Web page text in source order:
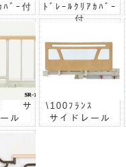
ﾊﾞｰ付
ﾄﾞﾚｰﾙｸﾘｱｶﾊﾞｰ
付
ｽ サ
ル
\100ﾌﾗﾝｽ
サイドレール